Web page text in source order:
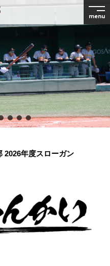
menu
2026年度スローガン